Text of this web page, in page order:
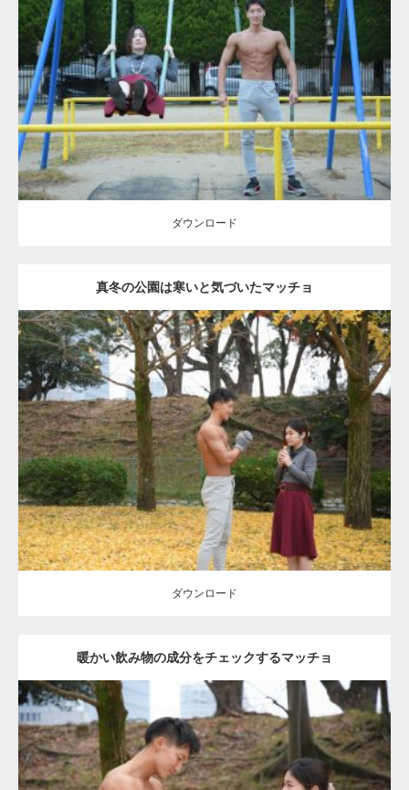
Update: 2021.07.6
Category:公園のマッチョ その他 AKIHITO(細マッチョ) 腹筋 大胸筋
ダウンロード
ダウンロード
真冬の公園は寒いと気づいたマッチョ
Update: 2021.07.8
Category:公園のマッチョ その他 AKIHITO(細マッチョ) 上腕三頭筋
肩
ダウンロード
ダウンロード
暖かい飲み物の成分をチェックするマッチョ
Update:2021.07.8
Category:公園のマッチョ その他 AKIHITO(細マッチョ) 上腕三頭筋